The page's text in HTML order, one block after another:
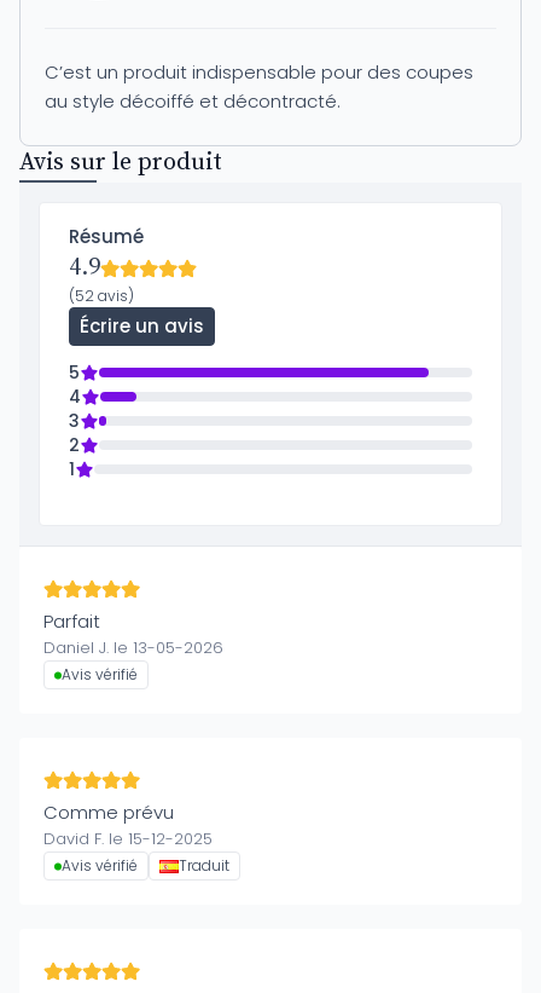
C’est un produit indispensable pour des coupes
au style décoiffé et décontracté.
Avis sur le produit
Résumé
4.9
(52 avis)
Écrire un avis
5
4
3
2
1
Parfait
Daniel J. le 13-05-2026
Avis vérifié
Comme prévu
David F. le 15-12-2025
Avis vérifié Traduit